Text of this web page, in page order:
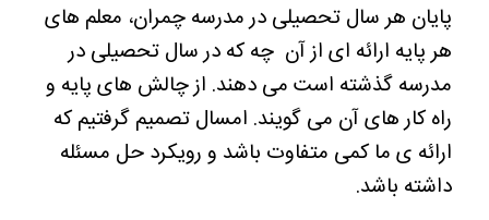
پایان هر سال تحصیلی در مدرسه چمران، معلم های
هر پایه ارائه ای از آن چه که در سال تحصیلی در
مدرسه گذشته است می دهند. از چالش های پایه و
راه کار های آن می گویند. امسال تصمیم گرفتیم که
ارائه ی ما کمی متفاوت باشد و رویکرد حل مسئله
داشته باشد.